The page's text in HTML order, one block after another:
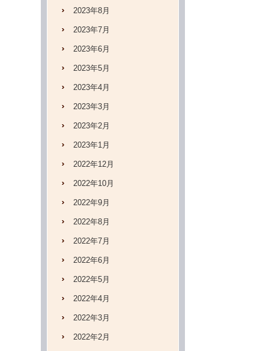
2023年8月
2023年7月
2023年6月
2023年5月
2023年4月
2023年3月
2023年2月
2023年1月
2022年12月
2022年10月
2022年9月
2022年8月
2022年7月
2022年6月
2022年5月
2022年4月
2022年3月
2022年2月